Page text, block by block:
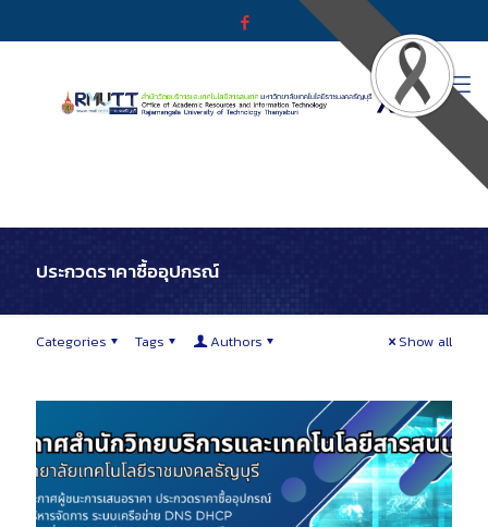
ประกวดราคาซื้ออุปกรณ์
Categories Tags Authors Show all